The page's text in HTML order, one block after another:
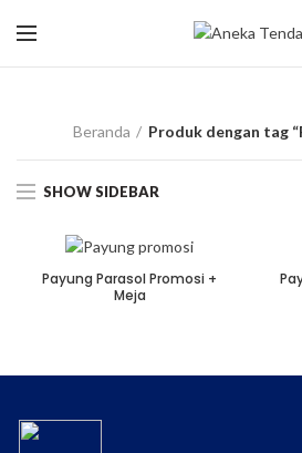
Payung
Beranda Produk dengan tag
SHOW SIDEBAR
Payung Parasol Promosi +
Meja